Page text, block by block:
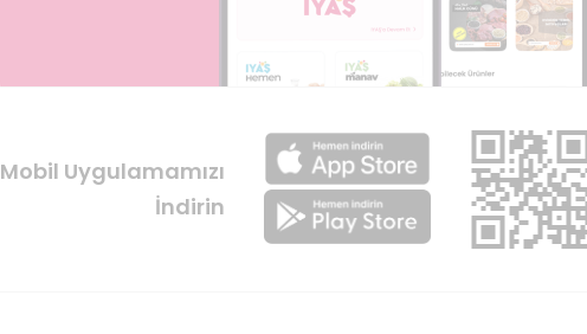
Mobil Uygulamamızı
İndirin